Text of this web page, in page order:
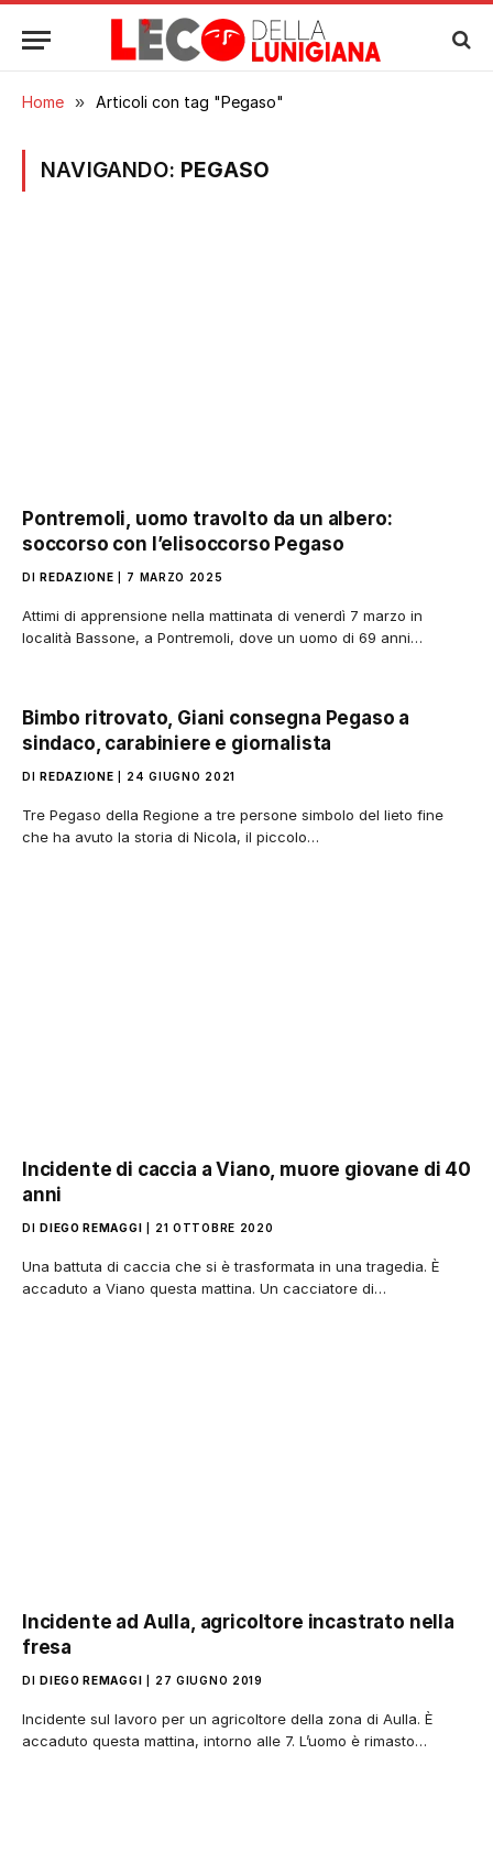
Home » Articoli con tag "Pegaso"
NAVIGANDO: PEGASO
Pontremoli, uomo travolto da un albero:
soccorso con l’elisoccorso Pegaso
DI REDAZIONE 7 MARZO 2025
Attimi di apprensione nella mattinata di venerdì 7 marzo in
località Bassone, a Pontremoli, dove un uomo di 69 anni…
Bimbo ritrovato, Giani consegna Pegaso a
sindaco, carabiniere e giornalista
DI REDAZIONE 24 GIUGNO 2021
Tre Pegaso della Regione a tre persone simbolo del lieto fine
che ha avuto la storia di Nicola, il piccolo…
Incidente di caccia a Viano, muore giovane di 40
anni
DI DIEGO REMAGGI 21 OTTOBRE 2020
Una battuta di caccia che si è trasformata in una tragedia. È
accaduto a Viano questa mattina. Un cacciatore di…
Incidente ad Aulla, agricoltore incastrato nella
fresa
DI DIEGO REMAGGI 27 GIUGNO 2019
Incidente sul lavoro per un agricoltore della zona di Aulla. È
accaduto questa mattina, intorno alle 7. L’uomo è rimasto…